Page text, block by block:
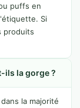
puffs en
Si
produits
ils la gorge ?
la majorité